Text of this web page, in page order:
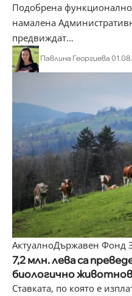
Подобрена
намалена
предвиждат…
Павлина Георгиева
АктуалноДържавен Фонд
7,2 млн. лева са
биологично
Ставката, по която e